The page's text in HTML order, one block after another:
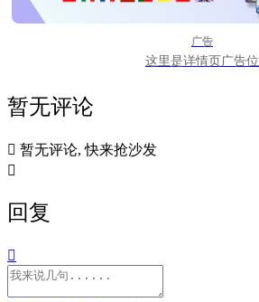
广告
这里是详情页广告位
暂无评论
 暂无评论, 快来抢沙发

回复
